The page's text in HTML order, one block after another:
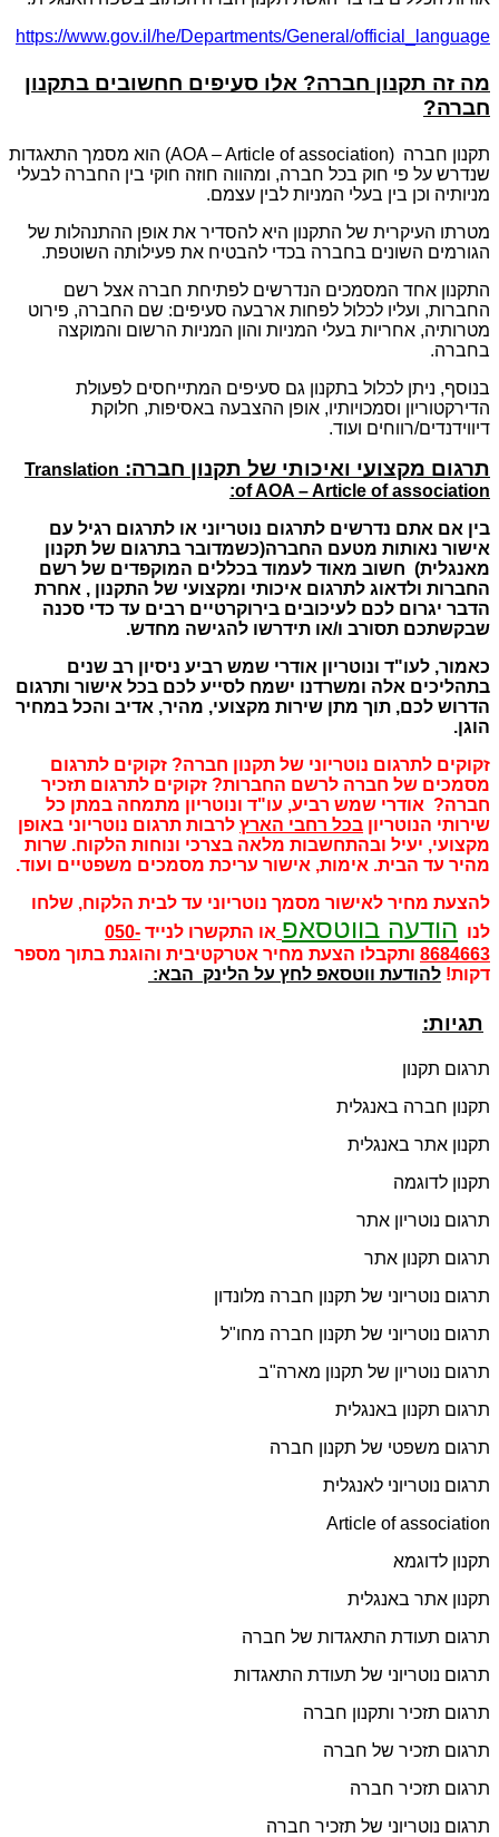
https://www.gov.il/he/Departments/General/official_language
מה זה תקנון חברה? אלו סעיפים חחשובים בתקנון
חברה?
תקנון חברה (AOA – Article of association) הוא מסמך התאגדות
שנדרש על פי חוק בכל חברה, ומהווה חוזה חוקי בין החברה לבעלי
מניותיה וכן בין בעלי המניות לבין עצמם.
מטרתו העיקרית של התקנון היא להסדיר את אופן ההתנהלות של
הגורמים השונים בחברה בכדי להבטיח את פעילותה השוטפת.
התקנון אחד המסמכים הנדרשים לפתיחת חברה אצל רשם
החברות, ועליו לכלול לפחות ארבעה סעיפים: שם החברה, פירוט
מטרותיה, אחריות בעלי המניות והון המניות הרשום והמוקצה
בחברה.
בנוסף, ניתן לכלול בתקנון גם סעיפים המתייחסים לפעולת
הדירקטוריון וסמכויותיו, אופן ההצבעה באסיפות, חלוקת
דיווידנדים/רווחים ועוד.
תרגום מקצועי ואיכותי של תקנון חברה: Translation
of AOA – Article of association:
בין אם אתם נדרשים לתרגום נוטריוני או לתרגום רגיל עם
אישור נאותות מטעם החברה(כשמדובר בתרגום של תקנון
מאנגלית) חשוב מאוד לעמוד בכללים המוקפדים של רשם
החברות ולדאוג לתרגום איכותי ומקצועי של התקנון , אחרת
הדבר יגרום לכם לעיכובים בירוקרטיים רבים עד כדי סכנה
שבקשתכם תסורב ו/או תידרשו להגישה מחדש.
כאמור, לעו"ד ונוטריון אודרי שמש רביע ניסיון רב שנים
בתהליכים אלה ומשרדנו ישמח לסייע לכם בכל אישור ותרגום
הדרוש לכם, תוך מתן שירות מקצועי, מהיר, אדיב והכל במחיר
הוגן.
זקוקים לתרגום נוטריוני של תקנון חברה? זקוקים לתרגום
מסמכים של חברה לרשם החברות? זקוקים לתרגום תזכיר
חברה? אודרי שמש רביע, עו"ד ונוטריון מתמחה במתן כל
שירותי הנוטריון בכל רחבי הארץ לרבות תרגום נוטריוני באופן
מקצועי, יעיל ובהתחשבות מלאה בצרכי ונוחות הלקוח. שרות
מהיר עד הבית. אימות, אישור עריכת מסמכים משפטיים ועוד.
להצעת מחיר לאישור מסמך נוטריוני עד לבית הלקוח, שלחו
לנו הודעה בווטסאפ או התקשרו לנייד 050-
8684663 ותקבלו הצעת מחיר אטרקטיבית והוגנת בתוך מספר
דקות! להודעת ווטסאפ לחץ על הלינק הבא:
תגיות:
תרגום תקנון
תקנון חברה באנגלית
תקנון אתר באנגלית
תקנון לדוגמה
תרגום נוטריון אתר
תרגום תקנון אתר
תרגום נוטריוני של תקנון חברה מלונדון
תרגום נוטריוני של תקנון חברה מחו"ל
תרגום נוטריון של תקנון מארה"ב
תרגום תקנון באנגלית
תרגום משפטי של תקנון חברה
תרגום נוטריוני לאנגלית
Article of association
תקנון לדוגמא
תקנון אתר באנגלית
תרגום תעודת התאגדות של חברה
תרגום נוטריוני של תעודת התאגדות
תרגום תזכיר ותקנון חברה
תרגום תזכיר של חברה
תרגום תזכיר חברה
תרגום נוטריוני של תזכיר חברה